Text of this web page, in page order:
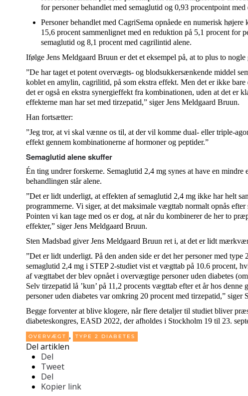
for personer behandlet med semaglutid og 0,93 procentpoint
Personer behandlet med CagriSema opnåede en numerisk
15,6 procent sammenlignet med en reduktion på 5,1 procent for
semaglutid og 8,1 procent med cagrilintid alene.
Ifølge Jens Meldgaard Bruun er det et eksempel på, at to plus to nogle
”De har taget et potent overvægts- og blodsukkersænkende middel
koblet en amylin, cagrilitid, på som ekstra effekt. Men det er ikke
det er også en ekstra synergieffekt fra kombinationen, uden at det er
effekterne man har set med tirzepatid,” siger Jens Meldgaard Bruun.
Han fortsætter:
”Jeg tror, at vi skal vænne os til, at der vil komme dual- eller triple-
effekt gennem kombinationerne af hormoner og peptider.”
Semaglutid alene skuffer
Én ting undrer forskerne. Semaglutid 2,4 mg synes at have en mindre
behandlingen står alene.
”Det er lidt underligt, at effekten af semaglutid 2,4 mg ikke har helt
programmerne. Vi siger, at det maksimale vægttab normalt opnås efter
Pointen vi kan tage med os er dog, at når du kombinerer de her to
effekter,” siger Jens Meldgaard Bruun.
Sten Madsbad giver Jens Meldgaard Bruun ret i, at det er lidt
”Det er lidt underligt. På den anden side er det her personer med type
semaglutid 2,4 mg i STEP 2-studiet vist et vægttab på 10.6 procent,
af vægttabet der blev opnået i overvægtige personer uden diabetes
Selv tirzepatid lå ’kun’ på 11,2 procents vægttab efter et år hos denne
personer uden diabetes var omkring 20 procent med tirzepatid,” siger
Begge forventer at blive klogere, når flere detaljer til studiet bliver
diabeteskongres, EASD 2022, der afholdes i Stockholm 19 til 23.
OVERVÆGT , TYPE 2 DIABETES
Del artiklen
Del
Tweet
Del
Kopier link